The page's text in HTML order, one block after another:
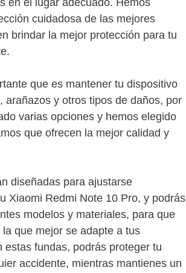
cuidadosa de las mejores
brindar la mejor protección para tu
que es mantener tu dispositivo
arañazos y otros tipos de daños, por
varias opciones y hemos elegido
que ofrecen la mejor calidad y
diseñadas para ajustarse
Xiaomi Redmi Note 10 Pro, y podrás
modelos y materiales, para que
que mejor se adapte a tus
estas fundas, podrás proteger tu
accidente, mientras mantienes un